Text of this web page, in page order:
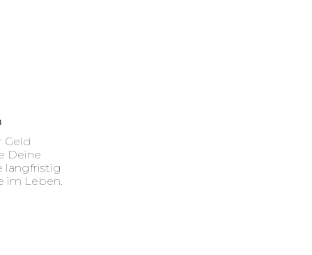
Geld
Deine
langfristig
im Leben.